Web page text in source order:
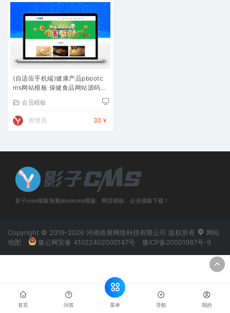
(自适应手机端)健康产品pbootc
ms网站模板 保健食品网站源码下
会员模板
管理员 30￥
影子cms模板海量pbootcms模板、网页模板、企业模板下载！
Copyright © 2019-2026 河南格展网络科技有限公司 版权所有
网站
地图
豫公网安备 41022402000147号 豫ICP备20001987号-9
首页 问答 菜单 导航 我的